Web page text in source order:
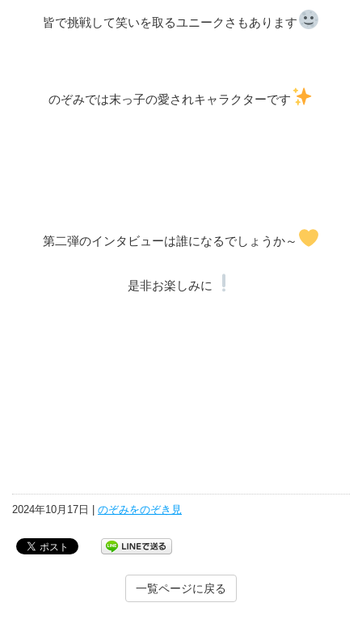
皆で挑戦して笑いを取るユニークさもあります
のぞみでは末っ子の愛されキャラクターです
第二弾のインタビューは誰になるでしょうか～
是非お楽しみに
2024年10月17日 | のぞみをのぞき見
一覧ページに戻る